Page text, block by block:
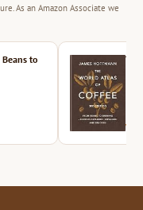
As an Amazon Associate we
to